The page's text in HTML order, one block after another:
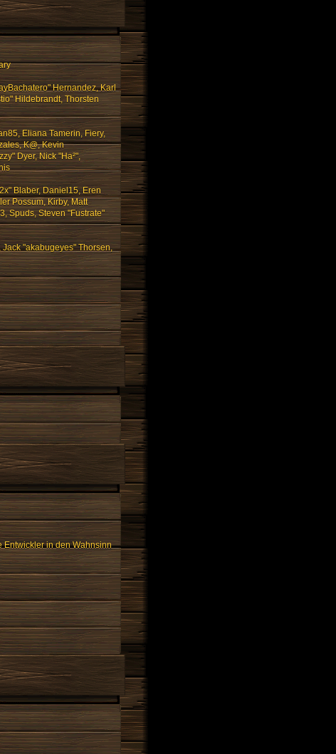
Hernandez, Karl
Hildebrandt, Thorsten
Eliana Tamerin, Fiery,
K@, Kevin
Dyer, Nick "Ha²",
Blaber, Daniel15, Eren
Possum, Kirby, Matt
Spuds, Steven "Fustrate"
"akabugeyes" Thorsen,
Entwickler in den Wahnsinn